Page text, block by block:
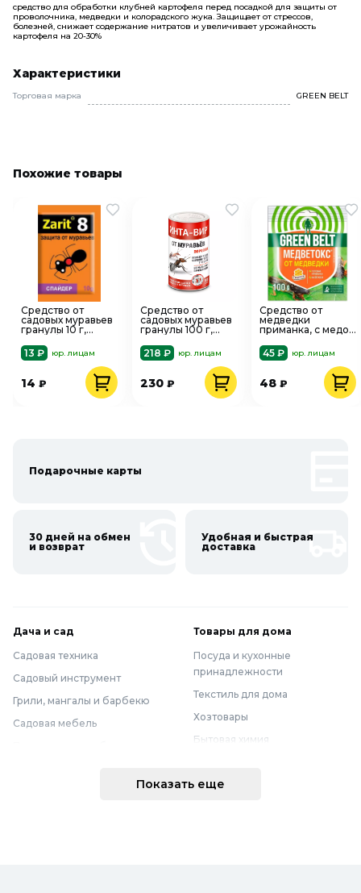
средство для обработки клубней картофеля перед посадкой для защиты от
проволочника, медведки и колорадского жука. Защищает от стрессов,
болезней, снижает содержание нитратов и увеличивает урожайность
картофеля на 20-30%
Характеристики
Торговая марка GREEN BELT
Похожие товары
Средство от
садовых муравьев
гранулы 10 г,
Спайдер Зарит
13 ₽ юр. лицам
14 ₽
Средство от
садовых муравьев
гранулы 100 г,
218 ₽
юр. лицам
230 ₽
Средство от
медведки
приманка, с медом
Грин Бэлт
45 ₽ юр. лицам
48 ₽
Подарочные карты
30 дней на обмен
и возврат
Удобная и быстрая
доставка
Дача и сад
Садовая техника
Садовый инструмент
Грили, мангалы и барбекю
Садовая мебель
Товары для дома
Посуда и кухонные
принадлежности
Текстиль для дома
Хозтовары
Бытовая химия
Мебель
Показать еще